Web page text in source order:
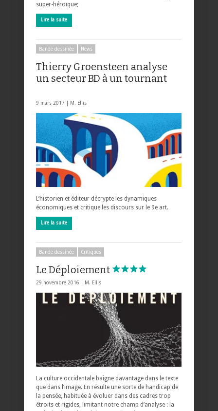
super-héroïque;
Lire la suite
Bande dessinée News
Thierry Groensteen analyse
un secteur BD à un tournant
9 mars 2017 | M. Ellis
L’historien et éditeur décrypte les dynamiques
économiques et critique les discours sur le 9e art.
Lire la suite
Bande dessinée Critiques
Le Déploiement
29 novembre 2016 | M. Ellis
La culture occidentale baigne davantage dans le texte
que dans l’image. En résulte une sorte de handicap de
la pensée, habituée à évoluer dans des cadres trop
étroits et rigides, limitant notre champ d’analyse : la